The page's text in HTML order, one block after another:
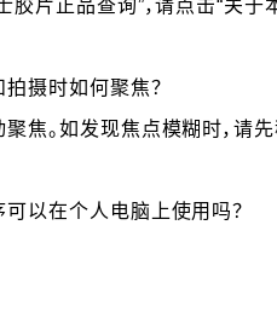
胶片正品查询”，请点击“关于
摄时如何聚焦？
焦。如发现焦点模糊时，请
可以在个人电脑上使用吗？